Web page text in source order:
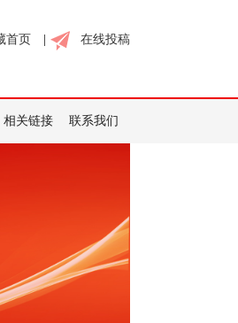
首页 在线投稿
相关链接 联系我们